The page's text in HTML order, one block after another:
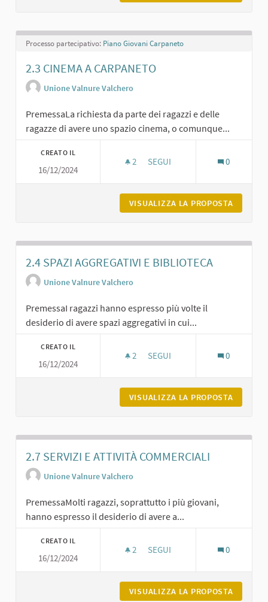
Processo partecipativo: Piano Giovani Carpaneto
2.3 CINEMA A CARPANETO
Unione Valnure Valchero
PremessaLa richiesta da parte dei ragazzi e delle
ragazze di avere uno spazio cinema, o comunque...
CREATO IL
16/12/2024
2 2 SOSTENITORI
SEGUI 0
VISUALIZZA LA PROPOSTA
2.4 SPAZI AGGREGATIVI E BIBLIOTECA
Unione Valnure Valchero
PremessaI ragazzi hanno espresso più volte il
desiderio di avere spazi aggregativi in cui...
CREATO IL
16/12/2024
2 2 SOSTENITORI
SEGUI 0
VISUALIZZA LA PROPOSTA
2.7 SERVIZI E ATTIVITÀ COMMERCIALI
Unione Valnure Valchero
PremessaMolti ragazzi, soprattutto i più giovani,
hanno espresso il desiderio di avere a...
CREATO IL
16/12/2024
2 2 SOSTENITORI
SEGUI 0
VISUALIZZA LA PROPOSTA